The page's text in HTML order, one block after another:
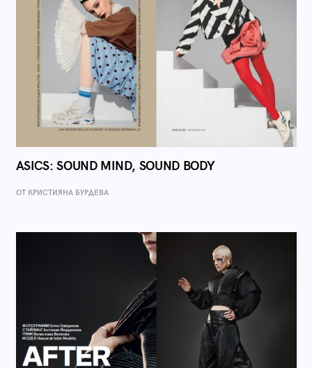
ASICS: SOUND MIND, SOUND BODY
ОТ КРИСТИЯНА БУРДЕВА